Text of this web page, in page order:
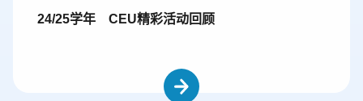
24/25学年 CEU精彩活动回顾